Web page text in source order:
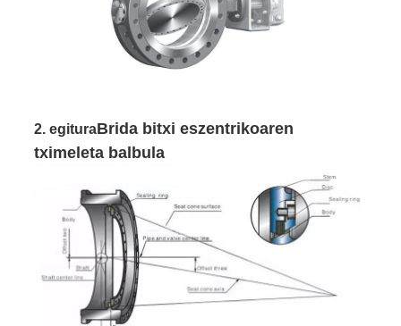
2. egituraBrida bitxi eszentrikoaren
tximeleta balbula